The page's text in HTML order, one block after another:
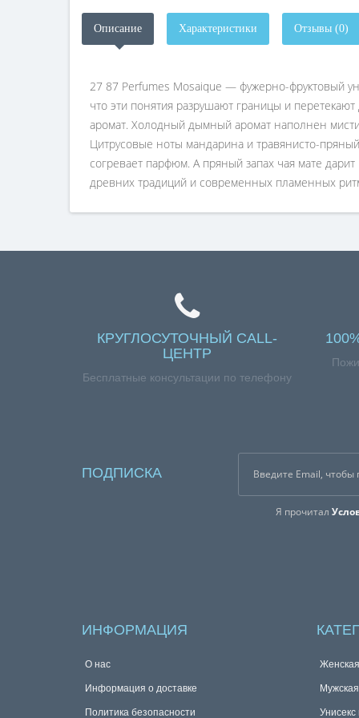
Описание Характеристики Отзывы (0)
27 87 Perfumes Mosaique — фужерно-фруктовый
что эти понятия разрушают границы и
аромат. Холодный дымный аромат наполнен
Цитрусовые ноты мандарина и травянисто-
согревает парфюм. А пряный запах чая мате
древних традиций и современных пламенных
КРУГЛОСУТОЧНЫЙ CALL-
ЦЕНТР
Бесплатные консультации по телефону
ПОДПИСКА
Я прочитал
ИНФОРМАЦИЯ
О нас
Информация о доставке
Политика безопасности